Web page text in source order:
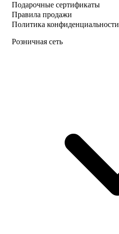
Подарочные сертификаты
Правила продажи
Политика конфиденциальности
Розничная сеть